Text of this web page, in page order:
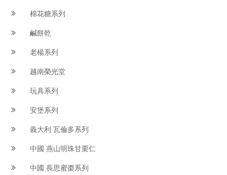
棉花糖系列
鹹餅乾
老楊系列
越南榮光堂
玩具系列
安堡系列
義大利 瓦倫多系列
中國 燕山明珠甘栗仁
中國 長思蜜棗系列